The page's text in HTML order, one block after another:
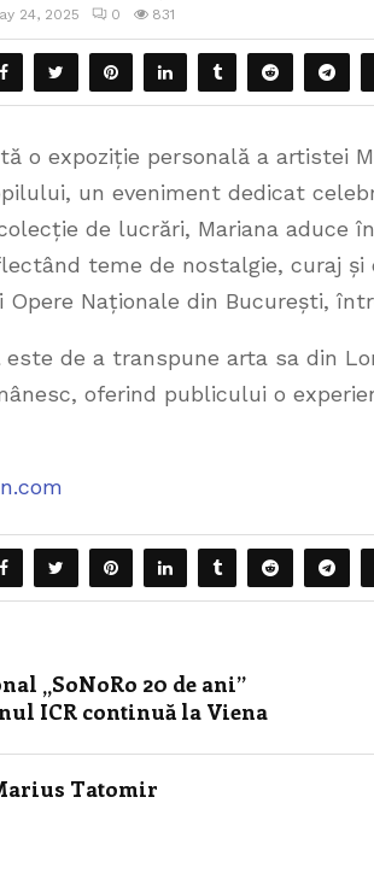
24, 2025 0 831
o expoziție personală a artistei
un eveniment dedicat
de lucrări, Mariana aduce
teme de nostalgie, curaj și
Opere Naționale din București,
de a transpune arta sa din
oferind publicului o
„SoNoRo 20 de ani”
ICR continuă la Viena
Tatomir